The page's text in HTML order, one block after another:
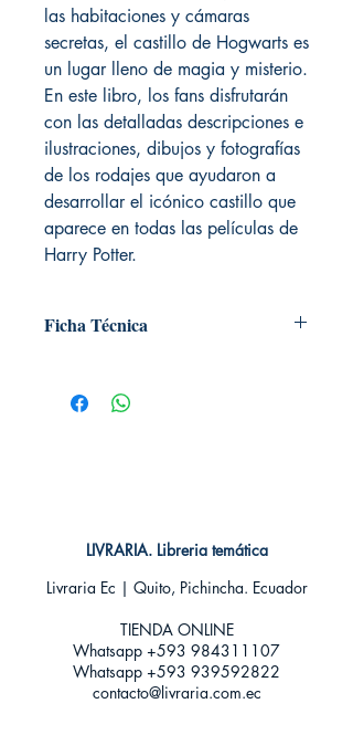
las habitaciones y cámaras
secretas, el castillo de Hogwarts es
un lugar lleno de magia y misterio.
En este libro, los fans disfrutarán
con las detalladas descripciones e
ilustraciones, dibujos y fotografías
de los rodajes que ayudaron a
desarrollar el icónico castillo que
aparece en todas las películas de
Harry Potter.
Ficha Técnica
Editorial: Norma
Idioma: Castellano
LIVRARIA. Libreria temática
Livraria Ec | Quito, Pichincha. Ecuador
TIENDA ONLINE​
Whatsapp +593 984311107
Whatsapp +593 939592822
contacto@livraria.com.ec